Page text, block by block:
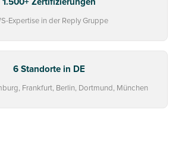
1.500+ Zertifizierungen
Expertise in der Reply Gruppe
6 Standorte in DE
Frankfurt, Berlin, Dortmund, München